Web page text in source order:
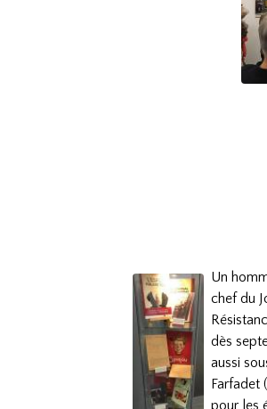
Un
chef du
dès
aussi
Farfadet
pour les